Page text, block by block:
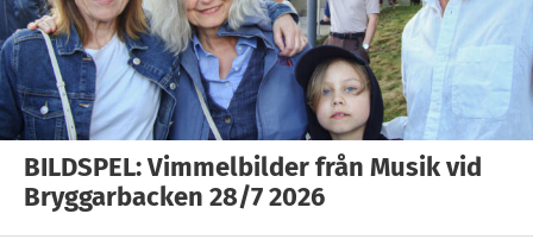
BILDSPEL: Vimmelbilder från Musik vid
Bryggarbacken 28/7 2026